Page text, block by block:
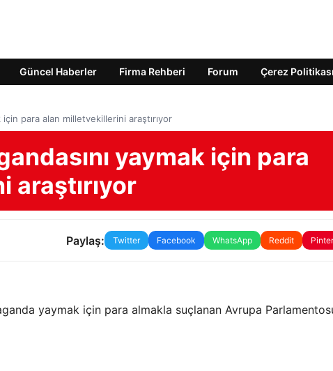
Güncel Haberler Firma Rehberi Forum Çerez Politikası
için para alan milletvekillerini araştırıyor
yaymak için para
araştırıyor
Paylaş: Twitter Facebook WhatsApp Reddit
yaymak için para almakla suçlanan Avrupa